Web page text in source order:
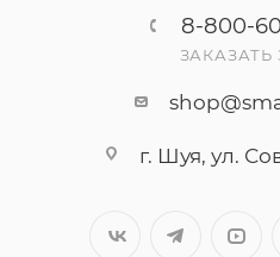
8-800-
г. Шуя, ул.